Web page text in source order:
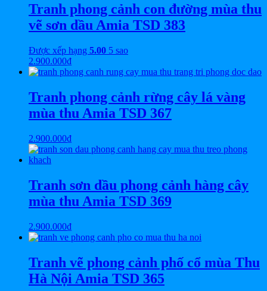
Tranh phong cảnh con đường mùa thu
vẽ sơn dầu Amia TSD 383
Được xếp hạng 5.00 5 sao
2.900.000₫
Tranh phong cảnh rừng cây lá vàng
mùa thu Amia TSD 367
2.900.000₫
Tranh sơn dầu phong cảnh hàng cây
mùa thu Amia TSD 369
2.900.000₫
Tranh vẽ phong cảnh phố cổ mùa Thu
Hà Nội Amia TSD 365